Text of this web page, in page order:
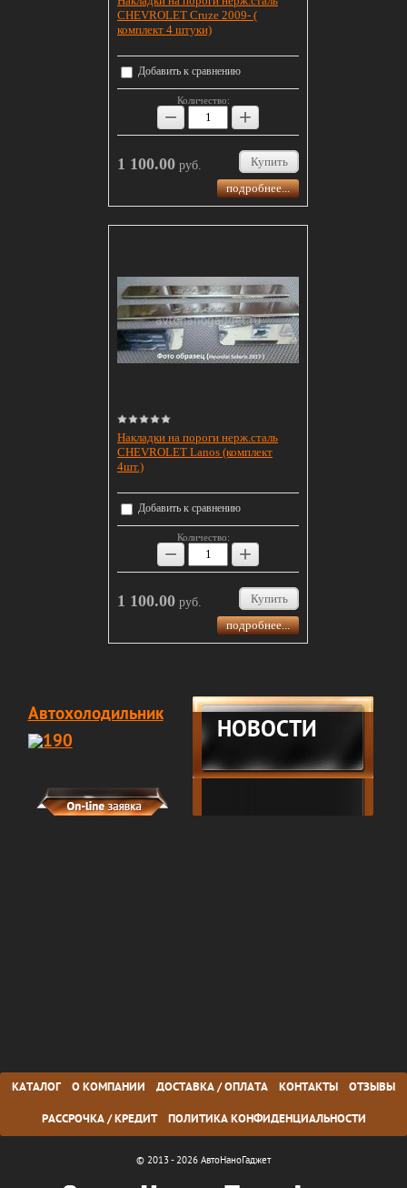
CHEVROLET Cruze 2009- (
комплект 4 штуки)
Добавить к сравнению
Количество:
− +
1 100.00 руб.
Купить
подробнее...
Накладки на пороги нерж.сталь
CHEVROLET Lanos (комплект
4шт.)
Добавить к сравнению
Количество:
− +
1 100.00 руб.
Купить
подробнее...
Автохолодильник
НОВОСТИ
КАТАЛОГ О КОМПАНИИ ДОСТАВКА / ОПЛАТА КОНТАКТЫ ОТЗЫВЫ
РАССРОЧКА / КРЕДИТ ПОЛИТИКА КОНФИДЕНЦИАЛЬНОСТИ
© 2013 - 2026 АвтоНаноГаджет